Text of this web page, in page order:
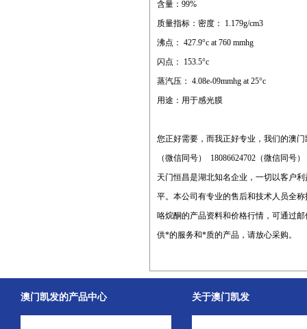
含量：99%
质量指标：密度： 1.179g/cm3
沸点： 427.9°c at 760 mmhg
闪点： 153.5°c
蒸汽压： 4.08e-09mmhg at 25°c
用途：用于感光膜
您正好需要，而我正好专业，我们的澳
（微信同号） 18086624702（微信同号
天门恒昌是湖北知名企业，一切以客户
平。本公司有专业的售后和技术人员全
咯烷酮的产品资料和价格行情，可通过邮
供*的服务和*质的产品，请放心采购。
澳门凯发的产品中心 关于澳门凯发